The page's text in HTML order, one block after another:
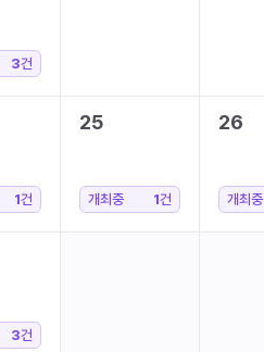
3건
1건
25
개최중 1건
26
개최중
3건